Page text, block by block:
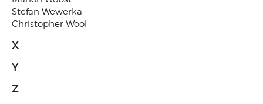
Stefan Wewerka
Christopher Wool
X
Y
Z